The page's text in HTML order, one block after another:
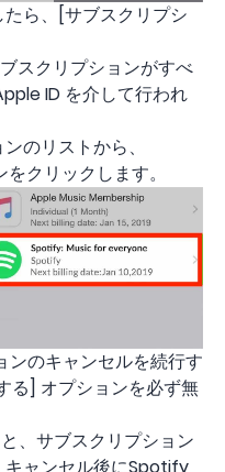
ら、[サブスクリプシ
スクリプションがすべ
ID を介して行われ
のリストから、
クリックします。
ンのキャンセルを続行す
る] オプションを必ず無
、サブスクリプション
キャンセル後にSpotify